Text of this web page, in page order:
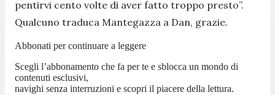
pentirvi cento volte di aver fatto troppo presto”.
Qualcuno traduca Mantegazza a Dan, grazie.
Abbonati per continuare a leggere
Scegli l’abbonamento che fa per te e sblocca un mondo di
contenuti esclusivi,
navighi senza interruzioni e scopri il piacere della lettura.